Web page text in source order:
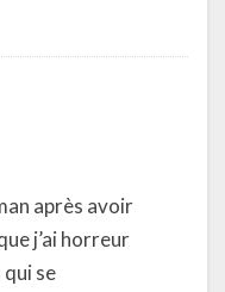
après avoir
j’ai horreur
se